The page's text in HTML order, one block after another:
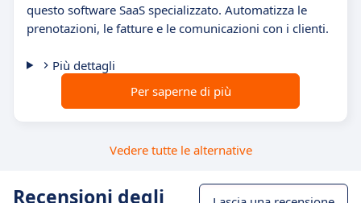
questo software SaaS specializzato. Automatizza le
prenotazioni, le fatture e le comunicazioni con i clienti.
Più dettagli
Per saperne di più
Vedere tutte le alternative
Recensioni degli